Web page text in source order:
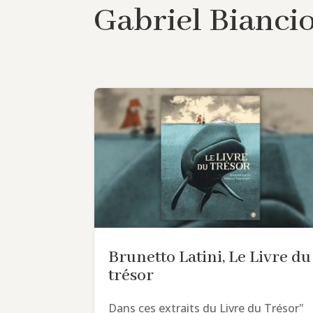
Gabriel
Brunetto Latini, Le Livre du
trésor
Dans ces extraits du Livre du Trésor"